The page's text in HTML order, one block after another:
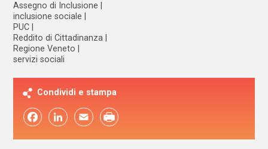
Assegno di Inclusione
inclusione sociale
PUC
Reddito di Cittadinanza
Regione Veneto
servizi sociali
Condividi e stampa
FacebookLinkedIn Email